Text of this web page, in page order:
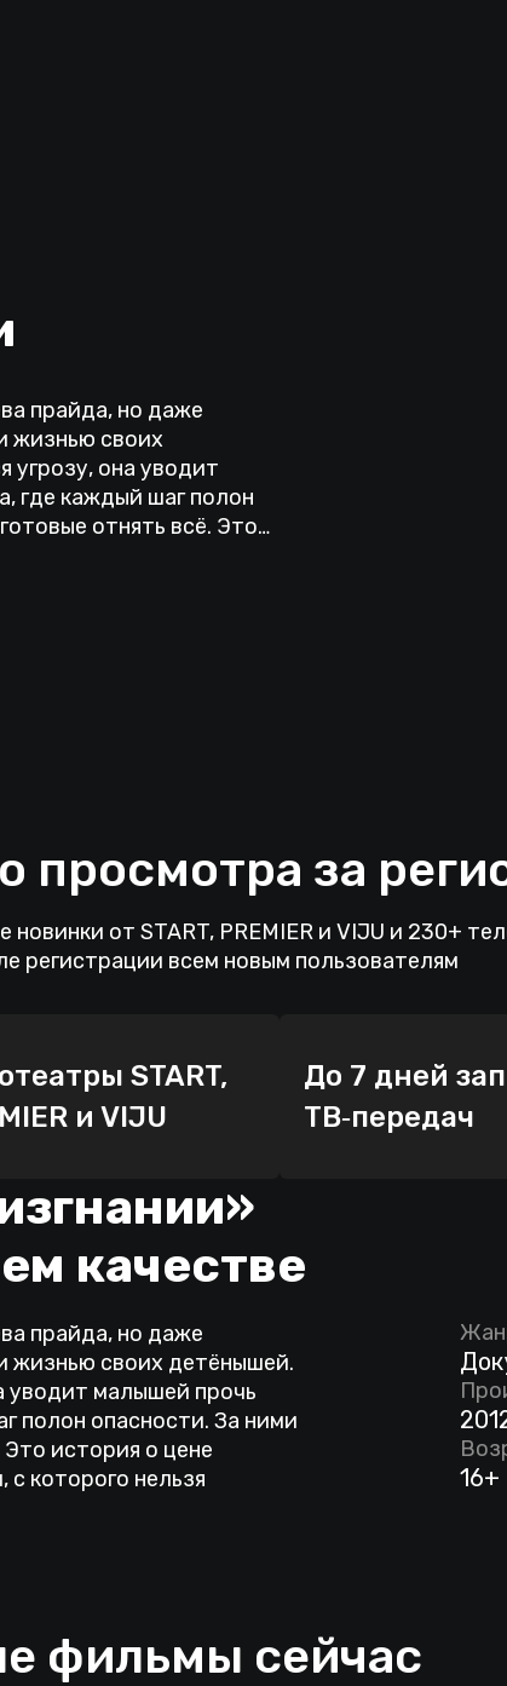
прайда, но даже
жизнью своих
угрозу, она уводит
где каждый шаг полон
отнять всё. Это
и пути,
просмотра за
от START, PREMIER и VIJU и 230+
регистрации всем новым пользователям
START,
и VIJU
До 7 дней
ТВ‑передач
качестве
прайда, но даже
жизнью своих детёнышей.
уводит малышей прочь
полон опасности. За ними
история о цене
которого нельзя
16+
фильмы сейчас